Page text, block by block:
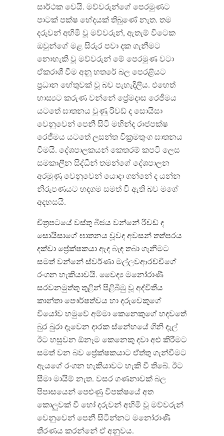
සාර්ථක වෙයි. මව්වරුන්ගේ පෙරමුණට
පාටක් පක්ෂ භේදයක් තිබුණේ නැත. තම
දරුවන් අහිමි වූ මව්වරුන්, ඇතැම් විටෙක
ඔවුන්ගේ මළ සිරුර පවා දක ගැනීමට
නොහැකි වූ මව්වරුන් මේ පෙරමුණ වටා
ඒකරාශී වීම අනූ හතරේ බල පෙරළියට
ප්‍රධාන හේතුවක් වූ බව පැහැදිලිය. එහෙත්
හාස්‍යට කරුණ වන්නේ ප්‍රේමදාස රෙජීමය
යටතේ ඝාතනය වුණු රිචඩ් ද සොයිසා
වෙනුවෙන් පෙනී සිටි මහින්ද රාජපක්ෂ
රෙජීමය යටතේ ලසන්ත වික්‍රමතුංග ඝාතනය
වීමයි. දේශපාලකයන් කෙතරම් කපටි ලෙස
සමකාලීන සිද්ධීන් තමන්ගේ දේශපාලන
අරමුණු වෙනුවෙන් යොදා ගන්නේ ද යන්න
නිරුපණයට හඳගම සමත් වී ඇති බව මගේ
අදහසයි.
චිත්‍රපටයේ වස්තු බීජය වන්නේ රිචඩ් ද
සොයිසාගේ ඝාතනය වූවද අවසන් තත්පරය
දක්වා ප්‍රේක්ෂකයා ඇද බැඳ තබා ගැනීමට
සමත් වන්නේ ස්වර්ණා මල්ලවආරච්චිගේ
රංගන හැකියාවයි. වෛද්‍ය මනෝරාණි
සරවනමුත්තු තුළින් පිළිබිඹු වූ අද්විතීය
කාන්තා පෞර්ෂත්වය හා දරුවෙකුගේ
වියෝව හමුවේ අම්මා කෙනෙකුගේ හදවතේ
බුර බුරා දැවෙන දාරක ස්නේහයේ ගිනි දැල්
ඊට හසුවන ඕනෑම කෙනෙකු දවා අළු කිරීමට
සමත් වන බව ප්‍රේක්ෂකයාට ඒත්තු ගැන්වීමට
ඇයගේ රංගන හැකියාවට හැකි වී තිබේ. ඊට
සීමා මායිම් නැත. වසර ගණනාවක් බල
පිපාසයෙන් පෙළුණු විපක්ෂයේ අත
කොලුවක් වී හෝ දරුවන් අහිමි වූ මව්වරුන්
වෙනුවෙන් පෙනී සිටින්නට මනෝරාණි
තීරණය කරන්නේ ඒ අනුවය.